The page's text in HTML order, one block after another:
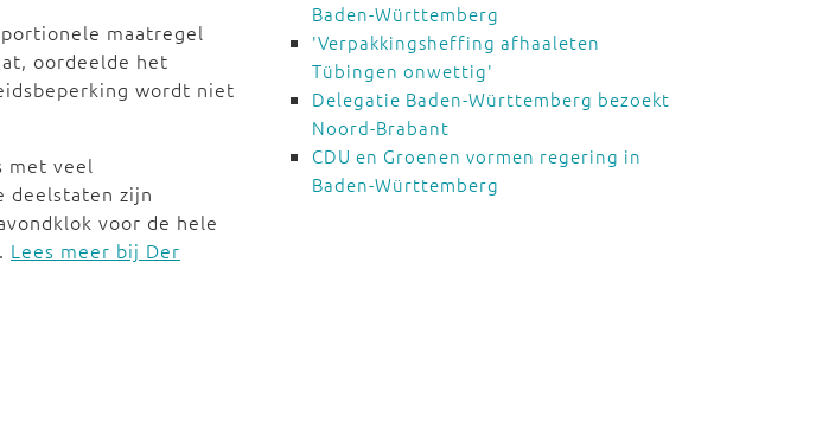
maatregel
oordeelde het
wordt niet
met veel
deelstaten zijn
voor de hele
Lees meer bij Der
Baden-Württemberg
'Verpakkingsheffing afhaaleten
Tübingen onwettig'
Delegatie Baden-Württemberg bezoekt
Noord-Brabant
CDU en Groenen vormen regering in
Baden-Württemberg